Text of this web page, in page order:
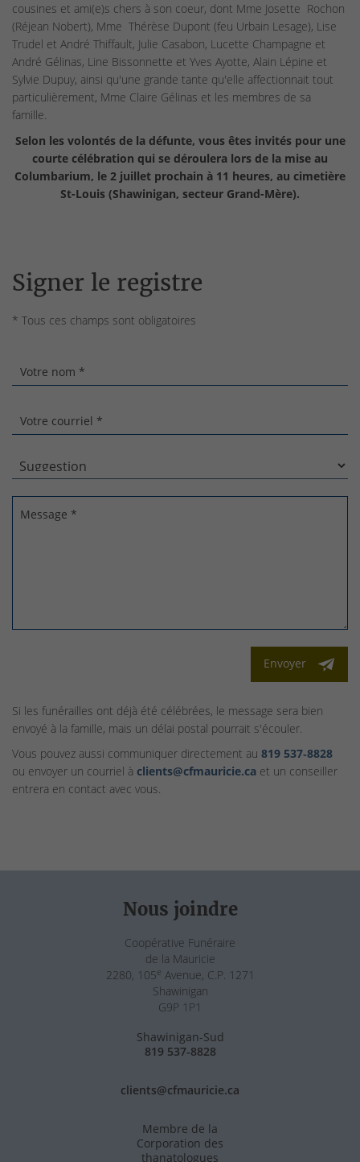
cousines et ami(e)s chers à son coeur, dont Mme Josette Rochon
(Réjean Nobert), Mme Thérèse Dupont (feu Urbain Lesage), Lise
Trudel et André Thiffault, Julie Casabon, Lucette Champagne et
André Gélinas, Line Bissonnette et Yves Ayotte, Alain Lépine et
Sylvie Dupuy, ainsi qu'une grande tante qu'elle affectionnait tout
particulièrement, Mme Claire Gélinas et les membres de sa
famille.
Selon les volontés de la défunte, vous êtes invités pour une
courte célébration qui se déroulera lors de la mise au
Columbarium, le 2 juillet prochain à 11 heures, au cimetière
St-Louis (Shawinigan, secteur Grand-Mère).
Signer le registre
* Tous ces champs sont obligatoires
Votre nom *
Votre courriel *
Message *
Envoyer
Si les funérailles ont déjà été célébrées, le message sera bien
envoyé à la famille, mais un délai postal pourrait s'écouler.
Vous pouvez aussi communiquer directement au 819 537‑8828
ou envoyer un courriel à clients@cfmauricie.ca et un conseiller
entrera en contact avec vous.
Nous joindre
Coopérative Funéraire
de la Mauricie
2280, 105e Avenue, C.P. 1271
Shawinigan
G9P 1P1
Shawinigan-Sud
819 537-8828
clients@cfmauricie.ca
Membre de la
Corporation des
thanatologues